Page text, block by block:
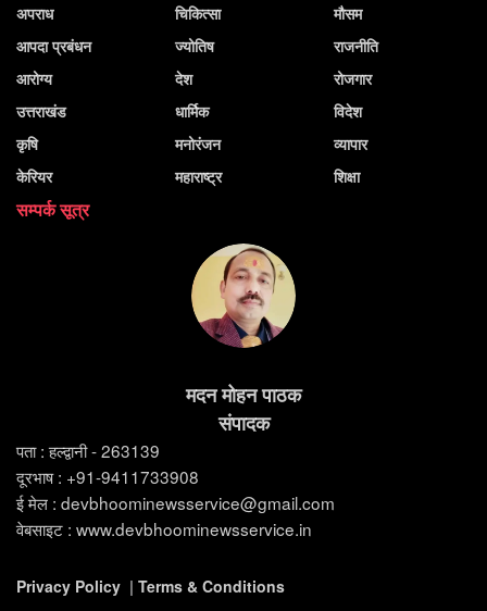
अपराध
आपदा प्रबंधन
आरोग्य
उत्तराखंड
कृषि
केरियर
चिकित्सा
ज्योतिष
देश
धार्मिक
मनोरंजन
महाराष्ट्र
मौसम
राजनीति
रोजगार
विदेश
व्यापार
शिक्षा
सम्पर्क सूत्र
मदन मोहन पाठक
संपादक
पता : हल्द्वानी - 263139
दूरभाष : +91-9411733908
ई मेल : devbhoominewsservice@gmail.com
वेबसाइट : www.devbhoominewsservice.in
Privacy Policy | Terms & Conditions